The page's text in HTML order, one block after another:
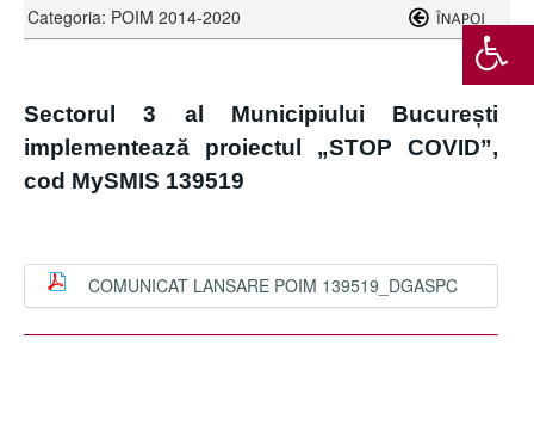
Categoria: POIM 2014-2020
Sectorul 3 al Municipiului București
implementează proiectul „STOP COVID”,
cod MySMIS 139519
COMUNICAT LANSARE POIM 139519_DGASPC